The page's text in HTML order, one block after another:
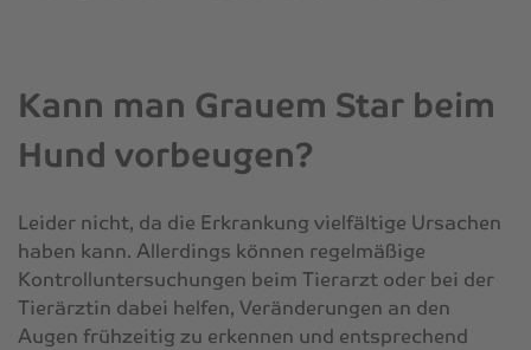
Kann man Grauem Star beim
Hund vorbeugen?
Leider nicht, da die Erkrankung vielfältige Ursachen
haben kann. Allerdings können regelmäßige
Kontrolluntersuchungen beim Tierarzt oder bei der
Tierärztin dabei helfen, Veränderungen an den
Augen frühzeitig zu erkennen und entsprechend